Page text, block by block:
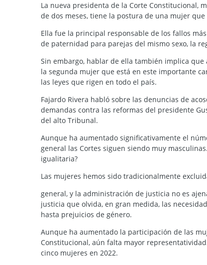
La nueva presidenta de la Corte Constitucional,
de dos meses, tiene la postura de una mujer
Ella fue la principal responsable de los fallos
de paternidad para parejas del mismo sexo, la
Sin embargo, hablar de ella también implica
la segunda mujer que está en este importante
las leyes que rigen en todo el país.
Fajardo Rivera habló sobre las denuncias de
demandas contra las reformas del presidente
del alto Tribunal.
Aunque ha aumentado significativamente el
general las Cortes siguen siendo muy
igualitaria?
Las mujeres hemos sido tradicionalmente
general, y la administración de justicia no es
justicia que olvida, en gran medida, las
hasta prejuicios de género.
Aunque ha aumentado la participación de las
Constitucional, aún falta mayor
cinco mujeres en 2022.